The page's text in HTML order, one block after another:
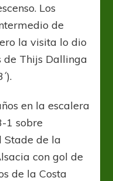
Los
de
la visita lo dio
de Thijs Dallinga
en la escalera
1 sobre
Stade de la
con gol de
de la Costa